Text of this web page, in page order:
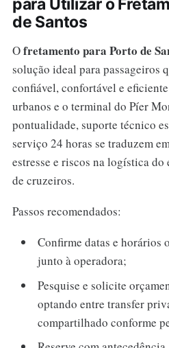
para Utilizar o
de Santos
Ofretamento para Porto de
solução ideal para passageiros
confiável, confortável e
urbanos e o terminal do Píer
pontualidade, suporte técnico
serviço 24 horas se traduzem
estresse e riscos na logística do
de cruzeiros.
Passos recomendados:
Confirme datas e horários
junto à operadora;
Pesquise e solicite
optando entre transfer
compartilhado conforme